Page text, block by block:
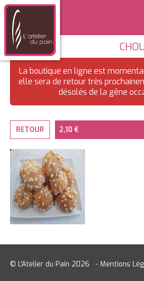
La boutique en ligne est
elle sera de retour très
désolés de la gêne
RETOUR 2,10 €
© L'Atelier du Pain 2026 - Mentions